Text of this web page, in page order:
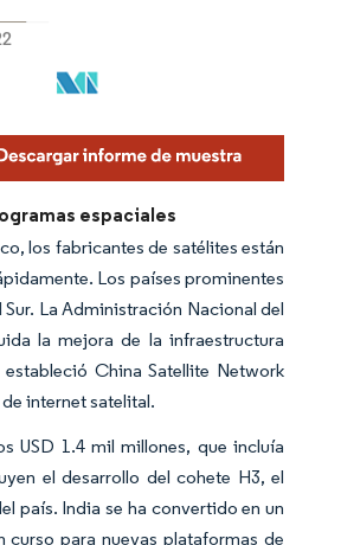
espaciales
los fabricantes de satélites están
Los países prominentes
La Administración Nacional del
la mejora de la infraestructura
China Satellite Network
internet satelital.
USD 1.4 mil millones, que incluía
el desarrollo del cohete H3, el
país. India se ha convertido en un
para nuevas plataformas de